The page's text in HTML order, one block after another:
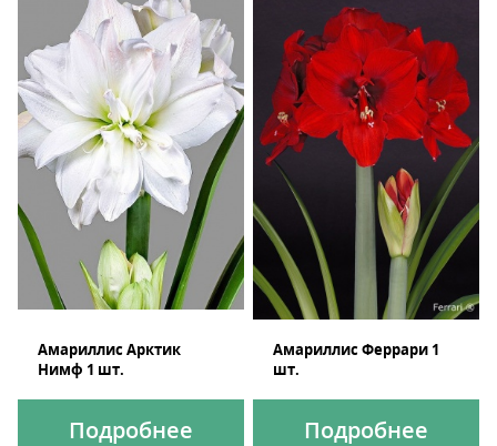
Амариллис Арктик
Нимф 1 шт.
Подробнее
Амариллис Феррари 1
шт.
Подробнее